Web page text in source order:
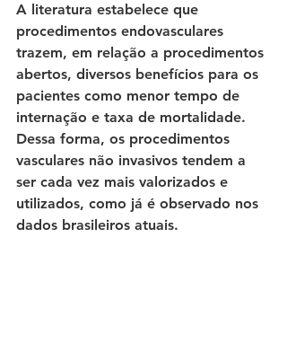
A literatura estabelece que
procedimentos endovasculares
trazem, em relação a procedimentos
abertos, diversos benefícios para os
pacientes como menor tempo de
internação e taxa de mortalidade.
Dessa forma, os procedimentos
vasculares não invasivos tendem a
ser cada vez mais valorizados e
utilizados, como já é observado nos
dados brasileiros atuais.